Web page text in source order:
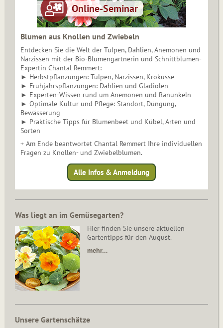
Blumen aus Knollen und Zwiebeln
Entdecken Sie die Welt der Tulpen, Dahlien, Anemonen und
Narzissen mit der Bio-Blumengärtnerin und Schnittblumen-
Expertin Chantal Remmert:
► Herbstpflanzungen: Tulpen, Narzissen, Krokusse
► Frühjahrspflanzungen: Dahlien und Gladiolen
► Experten-Wissen rund um Anemonen und Ranunkeln
► Optimale Kultur und Pflege: Standort, Düngung,
Bewässerung
► Praktische Tipps für Blumenbeet und Kübel, Arten und
Sorten
+ Am Ende beantwortet Chantal Remmert Ihre individuellen
Fragen zu Knollen- und Zwiebelblumen.
Alle Infos & Anmeldung
Was liegt an im Gemüsegarten?
Hier finden Sie unsere aktuellen
Gartentipps für den August.
mehr…
Unsere Gartenschätze